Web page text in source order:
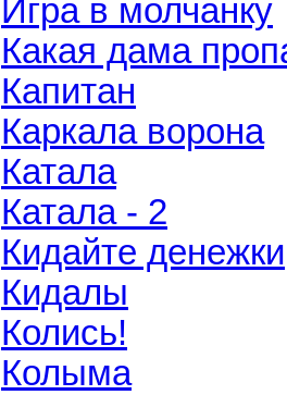
Игра в молчанку
Какая дама
Капитан
Каркала ворона
Катала
Катала - 2
Кидайте денежки
Кидалы
Колись!
Колыма